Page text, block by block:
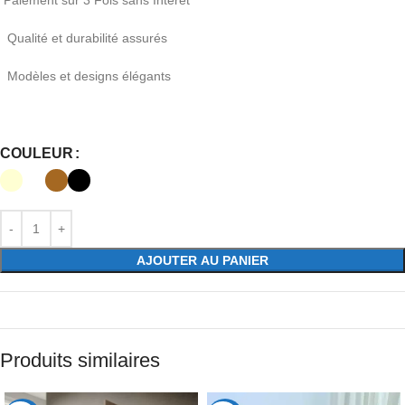
Qualité et durabilité assurés
Modèles et designs élégants
COULEUR
AJOUTER AU PANIER
Produits similaires